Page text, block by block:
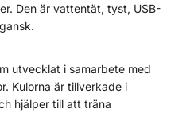
Den är vattentät, tyst, USB-
utvecklat i samarbete med
Kulorna är tillverkade i
hjälper till att träna